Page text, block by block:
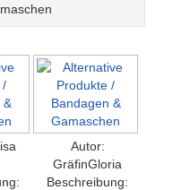
Autor:
GräfinGloria
Beschreibung: